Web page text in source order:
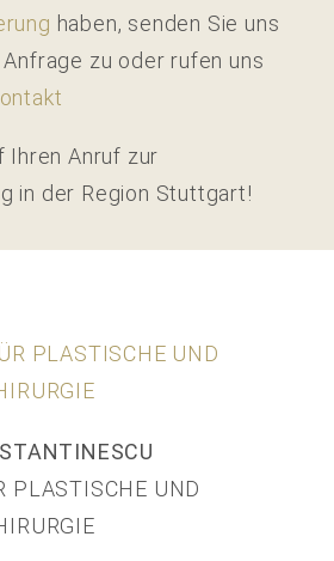
haben, senden Sie uns
zu oder rufen uns
Ihren Anruf zur
in der Region Stuttgart!
PLASTISCHE UND
PLASTISCHE UND